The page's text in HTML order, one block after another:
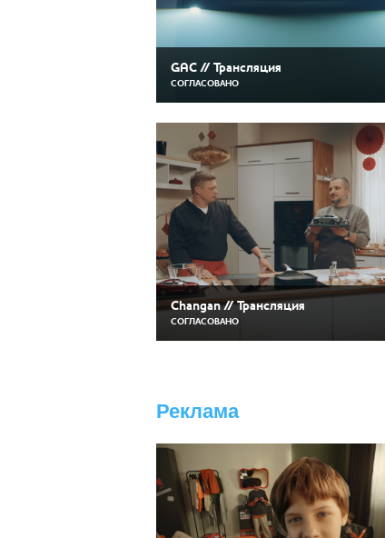
GAC // Трансляция
СОГЛАСОВАНО
Changan // Трансляция
СОГЛАСОВАНО
Реклама